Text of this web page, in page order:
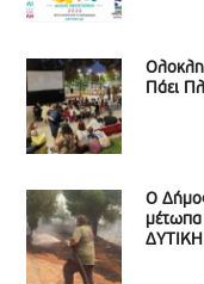
Πάει
Ο